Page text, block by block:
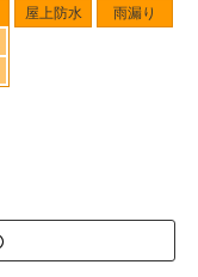
屋上防水 雨漏り